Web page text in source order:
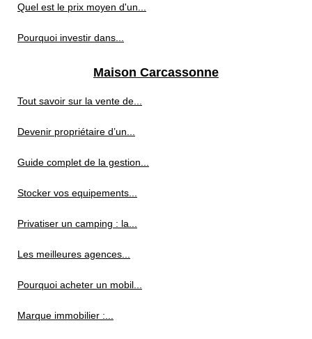
Quel est le prix moyen d'un...
Pourquoi investir dans...
Maison Carcassonne
Tout savoir sur la vente de...
Devenir propriétaire d’un...
Guide complet de la gestion...
Stocker vos equipements...
Privatiser un camping : la...
Les meilleures agences...
Pourquoi acheter un mobil...
Marque immobilier :...